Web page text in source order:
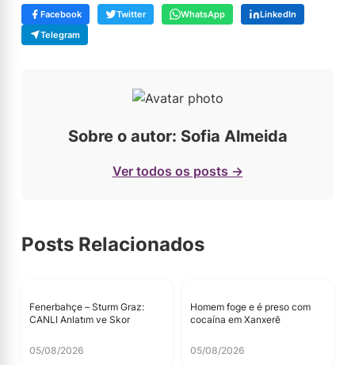
Facebook Twitter WhatsApp
LinkedIn
Telegram
Sobre o autor: Sofia Almeida
Ver todos os posts →
Posts Relacionados
Fenerbahçe – Sturm Graz:
CANLI Anlatım ve Skor
05/08/2026
Homem foge e é preso com
cocaína em Xanxerê
05/08/2026